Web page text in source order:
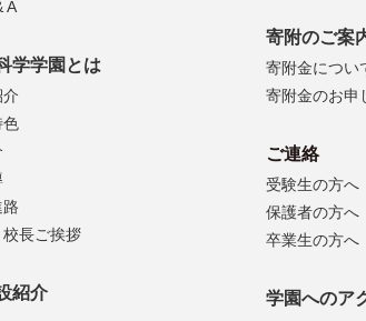
A
学学園とは
長ご挨拶
紹介
寄附のご案
寄附金につい
寄附金のお申
ご連絡
受験生の方へ
保護者の方へ
卒業生の方へ
学園へのア